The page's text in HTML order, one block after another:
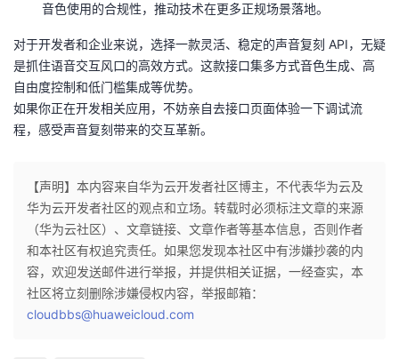
音色使用的合规性，推动技术在更多正规场景落地。
对于开发者和企业来说，选择一款灵活、稳定的声音复刻 API，无疑
是抓住语音交互风口的高效方式。这款接口集多方式音色生成、高
自由度控制和低门槛集成等优势。
如果你正在开发相关应用，不妨亲自去接口页面体验一下调试流
程，感受声音复刻带来的交互革新。
【声明】本内容来自华为云开发者社区博主，不代表华为云及
华为云开发者社区的观点和立场。转载时必须标注文章的来源
（华为云社区）、文章链接、文章作者等基本信息，否则作者
和本社区有权追究责任。如果您发现本社区中有涉嫌抄袭的内
容，欢迎发送邮件进行举报，并提供相关证据，一经查实，本
社区将立刻删除涉嫌侵权内容，举报邮箱：
cloudbbs@huaweicloud.com